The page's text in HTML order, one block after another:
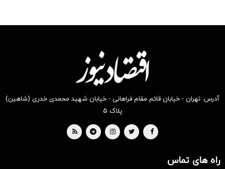
آدرس: تهران - خیابان قائم مقام فراهانی - خیابان شهید محمدی خدری (شاهین)
پلاک ۵
راه های تماس